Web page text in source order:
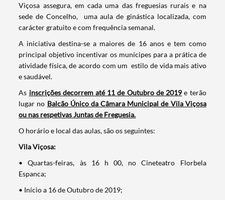
Viçosa assegura, em cada uma das freguesias rurais e na
sede de Concelho, uma aula de ginástica localizada, com
carácter gratuito e com frequência semanal.
A iniciativa destina-se a maiores de 16 anos e tem como
principal objetivo incentivar os munícipes para a prática de
atividade física, de acordo com um estilo de vida mais ativo
e saudável.
As inscrições decorrem até 11 de Outubro de 2019 e terão
lugar no Balcão Único da Câmara Municipal de Vila Viçosa
ou nas respetivas Juntas de Freguesia.
O horário e local das aulas, são os seguintes:
Vila Viçosa:
• Quartas-feiras, às 16 h 00, no Cineteatro Florbela
Espanca;
• Início a 16 de Outubro de 2019;